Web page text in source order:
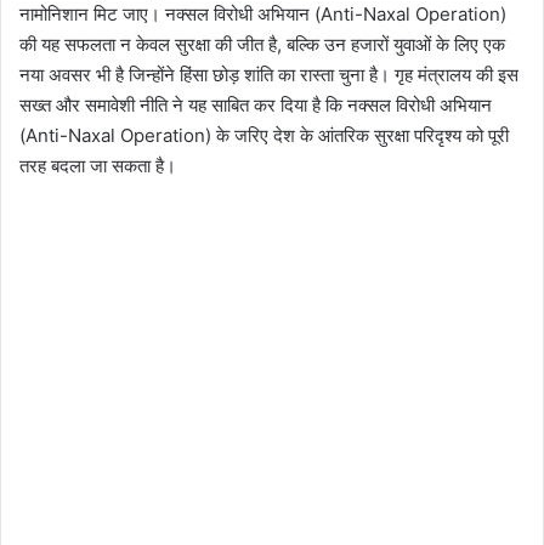
नामोनिशान मिट जाए। नक्सल विरोधी अभियान (Anti-Naxal Operation)
की यह सफलता न केवल सुरक्षा की जीत है, बल्कि उन हजारों युवाओं के लिए एक
नया अवसर भी है जिन्होंने हिंसा छोड़ शांति का रास्ता चुना है। गृह मंत्रालय की इस
सख्त और समावेशी नीति ने यह साबित कर दिया है कि नक्सल विरोधी अभियान
(Anti-Naxal Operation) के जरिए देश के आंतरिक सुरक्षा परिदृश्य को पूरी
तरह बदला जा सकता है।